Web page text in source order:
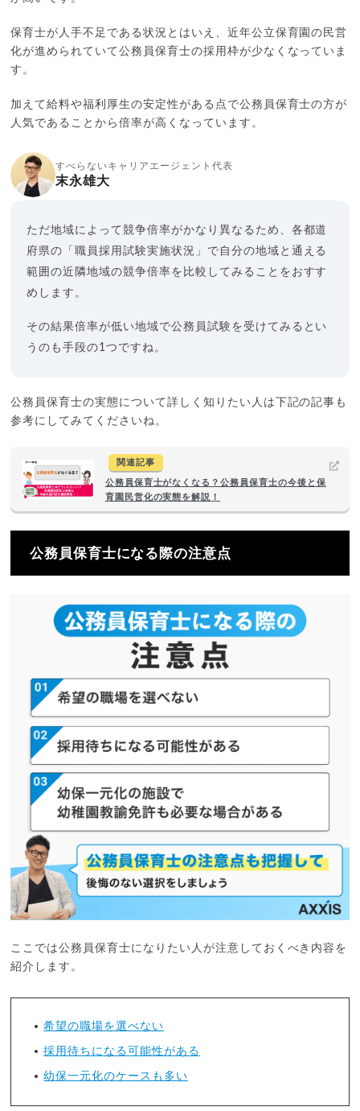
保育士が人手不足である状況とはいえ、近年公立保育園の民営
化が進められていて公務員保育士の採用枠が少なくなっていま
す。
加えて給料や福利厚生の安定性がある点で公務員保育士の方が
人気であることから倍率が高くなっています。
すべらないキャリアエージェント代表
末永雄大
ただ地域によって競争倍率がかなり異なるため、各都道
府県の「職員採用試験実施状況」で自分の地域と通える
範囲の近隣地域の競争倍率を比較してみることをおすす
めします。
その結果倍率が低い地域で公務員試験を受けてみるとい
うのも手段の1つですね。
公務員保育士の実態について詳しく知りたい人は下記の記事も
参考にしてみてくださいね。
関連記事
公務員保育士がなくなる？公務員保育士の今後と保
育園民営化の実態を解説！
公務員保育士になる際の注意点
ここでは公務員保育士になりたい人が注意しておくべき内容を
紹介します。
希望の職場を選べない
採用待ちになる可能性がある
幼保一元化のケースも多い